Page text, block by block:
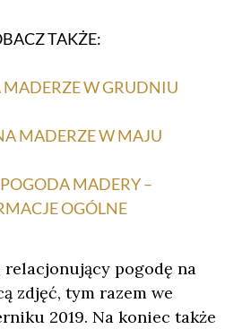
TAKŻE:
W GRUDNIU
MADERZE W MAJU
MADERY –
OGÓLNE
pogodę na
zdjęć, tym razem we
2019. Na koniec także